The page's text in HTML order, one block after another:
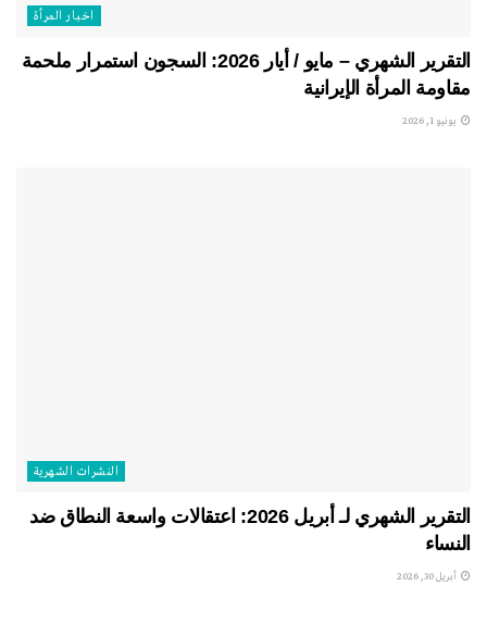
اخبار المرأة
التقرير الشهري – مايو / أيار 2026: السجون استمرار ملحمة
مقاومة المرأة الإيرانية
يونيو 1, 2026
النشرات الشهریة
التقرير الشهري لـ أبريل 2026: اعتقالات واسعة النطاق ضد
النساء
أبريل 30, 2026